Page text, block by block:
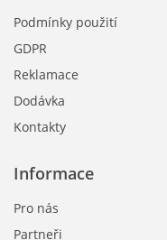
Informace
Pro nás
Partneři
Podmínky použití
GDPR
Reklamace
Dodávka
Kontakty